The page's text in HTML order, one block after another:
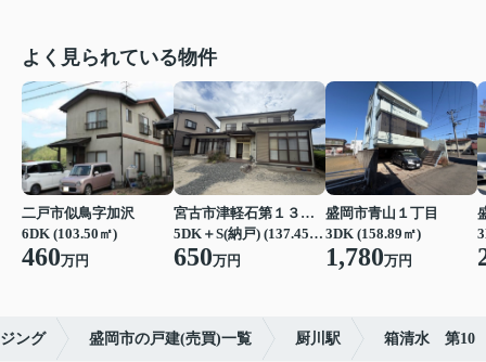
よく見られている物件
二戸市似鳥字加沢
6DK (103.50㎡)
460万円
宮古市津軽石第１３地割
5DK＋S(納戸) (137.45㎡)
650万円
盛岡市青山１丁目
3DK (158.89㎡)
1,780万円
ング 盛岡市の戸建(売買)一覧 厨川駅 箱清水 第10